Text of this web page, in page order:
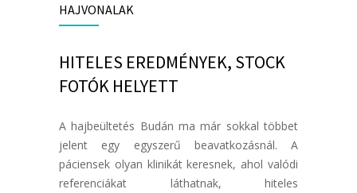
HAJVONALAK
HITELES EREDMÉNYEK, STOCK
FOTÓK HELYETT
A hajbeültetés Budán ma már sokkal többet
jelent egy egyszerű beavatkozásnál. A
páciensek olyan klinikát keresnek, ahol valódi
referenciákat láthatnak, hiteles